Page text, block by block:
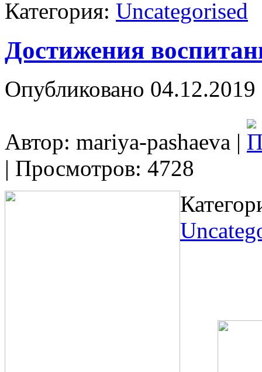
Категория: Uncategorised
Достижения
Опубликовано
Автор: mariya-pashaeva |
| Просмотров: 4728